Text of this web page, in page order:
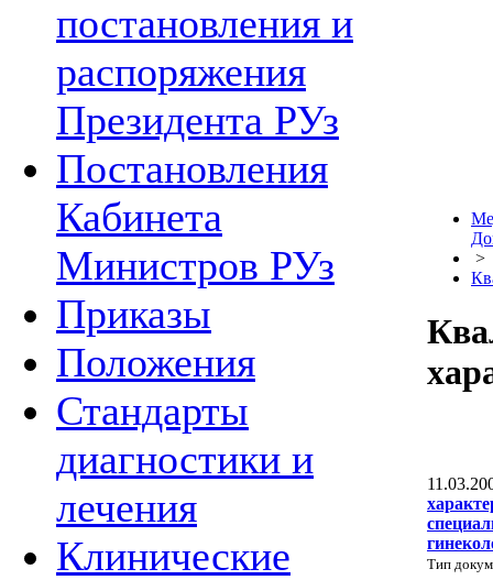
постановления и
распоряжения
Президента РУз
Постановления
Кабинета
Министров РУз
Приказы
Положения
Стандарты
диагностики и
лечения
Клинические
>
Тип